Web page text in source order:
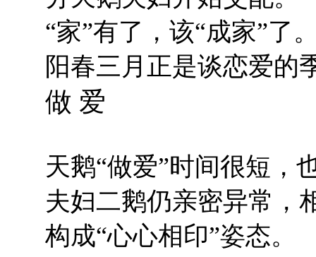
“家”有了，该“成家”了
阳春三月正是谈恋爱的
做 爱
天鹅“做爱”时间很短，
夫妇二鹅仍亲密异常，
构成“心心相印”姿态。